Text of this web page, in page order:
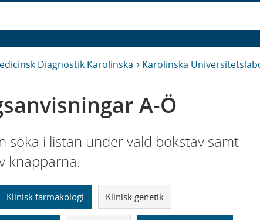
Diagnostik Karolinska Karolinska
A-Ö
söka i listan under vald bokstav samt
knapparna.
Klinisk farmakologi Klinisk genetik